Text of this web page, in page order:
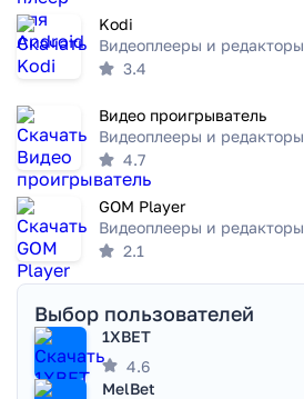
Kodi
Видеоплееры и редакторы
3.4
Видео проигрыватель
Видеоплееры и редакторы
4.7
GOM Player
Видеоплееры и редакторы
2.1
Выбор пользователей
1XBET
4.6
MelBet